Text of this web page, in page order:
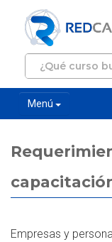
Menú
Empresas y